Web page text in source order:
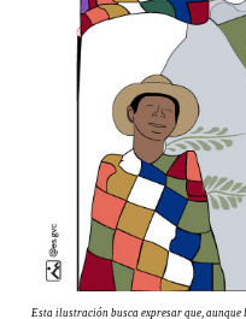
Esta ilustración busca expresar que,